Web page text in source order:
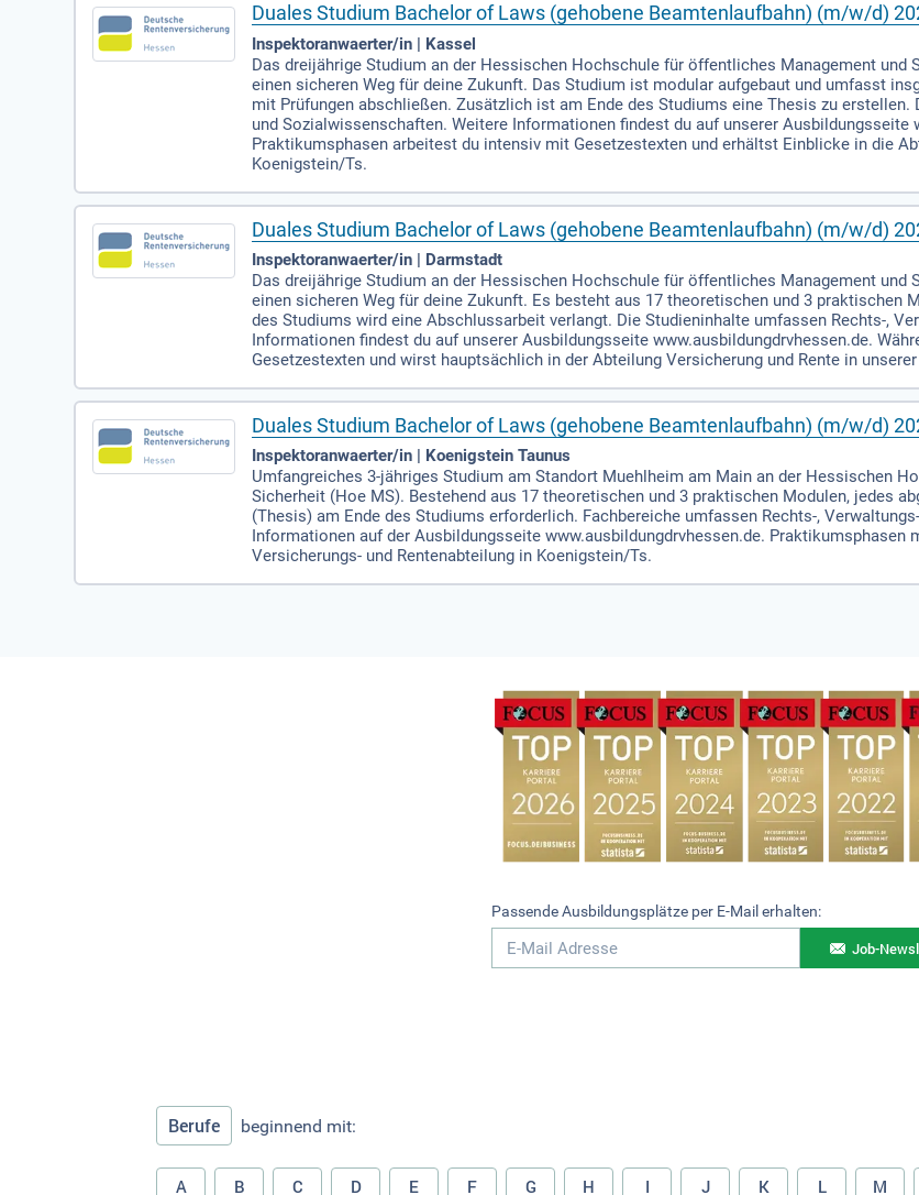
Duales Studium Bachelor of Laws (gehobene Beamtenlaufbahn) (m/w/d)
Inspektoranwaerter/in | Kassel
Das dreijährige Studium an der Hessischen Hochschule für öffentliches Management
einen sicheren Weg für deine Zukunft. Das Studium ist modular aufgebaut und umfasst
mit Prüfungen abschließen. Zusätzlich ist am Ende des Studiums eine Thesis zu
und Sozialwissenschaften. Weitere Informationen findest du auf unserer Ausbildungsseite
Praktikumsphasen arbeitest du intensiv mit Gesetzestexten und erhältst Einblicke in die
Koenigstein/Ts.
Duales Studium Bachelor of Laws (gehobene Beamtenlaufbahn) (m/w/d)
Inspektoranwaerter/in | Darmstadt
Das dreijährige Studium an der Hessischen Hochschule für öffentliches Management
einen sicheren Weg für deine Zukunft. Es besteht aus 17 theoretischen und 3 praktischen
des Studiums wird eine Abschlussarbeit verlangt. Die Studieninhalte umfassen Rechts-,
Informationen findest du auf unserer Ausbildungsseite www.ausbildungdrvhessen.de.
Gesetzestexten und wirst hauptsächlich in der Abteilung Versicherung und Rente in
Duales Studium Bachelor of Laws (gehobene Beamtenlaufbahn) (m/w/d)
Inspektoranwaerter/in | Koenigstein Taunus
Umfangreiches 3-jähriges Studium am Standort Muehlheim am Main an der Hessischen
Sicherheit (Hoe MS). Bestehend aus 17 theoretischen und 3 praktischen Modulen, jedes
(Thesis) am Ende des Studiums erforderlich. Fachbereiche umfassen Rechts-,
Informationen auf der Ausbildungsseite www.ausbildungdrvhessen.de.
Versicherungs- und Rentenabteilung in Koenigstein/Ts.
Passende Ausbildungsplätze per E-Mail erhalten:
Job-
Berufe beginnend mit:
A B C D E F G H I J K L M